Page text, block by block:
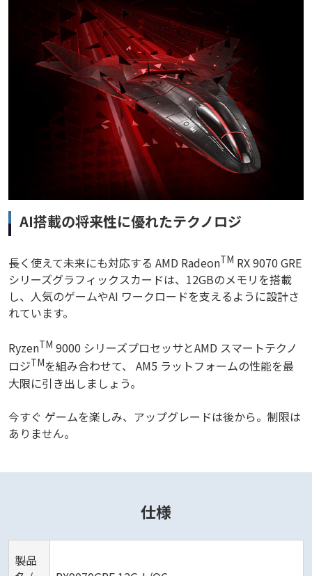
AI搭載の将来性に優れたテクノロジ
長く使えて未来にも対応する AMD RadeonTM RX 9070 GRE
シリーズグラフィックスカードは、12GBのメモリを搭載
し、人気のゲームやAI ワークロードを支えるように設計さ
れています。
RyzenTM 9000 シリーズプロセッサとAMD スマートテクノ
ロジTMを組み合わせて、 AM5 ラットフォームの性能を最
大限に引き出しましょう。
今すぐ ゲームを楽しみ、アップグレードは後から。制限は
ありません。
仕様
製品